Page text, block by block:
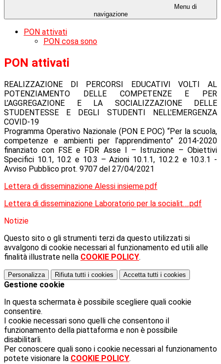
Menu di
navigazione
PON attivati
PON cosa sono
PON attivati
REALIZZAZIONE DI PERCORSI EDUCATIVI VOLTI AL
POTENZIAMENTO DELLE COMPETENZE E PER
L’AGGREGAZIONE E LA SOCIALIZZAZIONE DELLE
STUDENTESSE E DEGLI STUDENTI NELL'EMERGENZA
COVID-19
Programma Operativo Nazionale (PON E POC)“Per la scuola,
competenze e ambienti per l’apprendimento” 2014-2020
finanziato con FSE e FDR Asse I – Istruzione –Obiettivi
Specifici 10.1, 10.2 e 10.3 –Azioni 10.1.1, 10.2.2 e 10.3.1 -
Avviso Pubblico prot. 9707 del 27/04/2021
Lettera di disseminazione Alessi insieme.pdf
Lettera di disseminazione Laboratorio per la socialit….pdf
Notizie
Questo sito o gli strumenti terzi da questo utilizzati si
avvalgono di cookie necessari al funzionamento ed utili alle
finalità illustrate nella COOKIE POLICY.
Personalizza Rifiuta tutti i cookies Accetta tutti i cookies
Gestione cookie
In questa schermata è possibile scegliere quali cookie
consentire.
I cookie necessari sono quelli che consentono il
funzionamento della piattaforma e non è possibile
disabilitarli.
Per conoscere quali sono i cookie necessari al funzionamento
potete visionare la COOKIE POLICY.